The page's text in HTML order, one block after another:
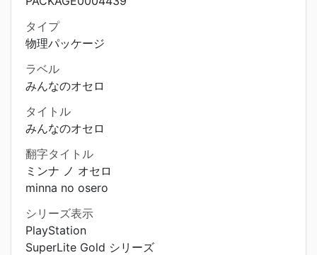
タイプ
物理パッケージ
ラベル
みんなのオセロ
タイトル
みんなのオセロ
翻字タイトル
ミンナ ノ オセロ
minna no osero
シリーズ表示
PlayStation
SuperLite Gold シリーズ